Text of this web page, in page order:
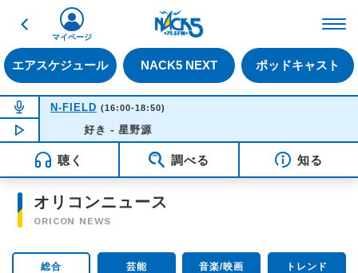
戻る
エアスケジュール NACK5 NEXT ポッドキャスト
マイページ
NOW ON AIR
N-FIELD (16:00-18:50)
NOW PLAYING15:48
好き - 星野源
聴く 調べる 知る
オリコンニュース
ORICON NEWS
総合 芸能 音楽/映画 トレンド